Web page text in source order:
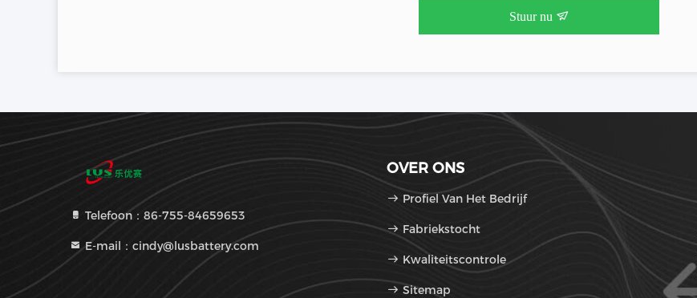
Stuur nu
Telefoon：86-755-84659653
E-mail：cindy@lusbattery.com
OVER ONS
Profiel Van Het Bedrijf
Fabriekstocht
Kwaliteitscontrole
Sitemap